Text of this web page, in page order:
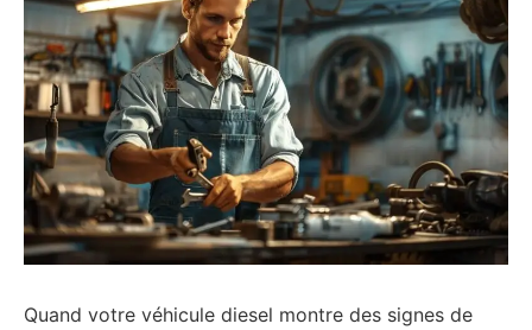
Quand votre véhicule diesel montre des signes de